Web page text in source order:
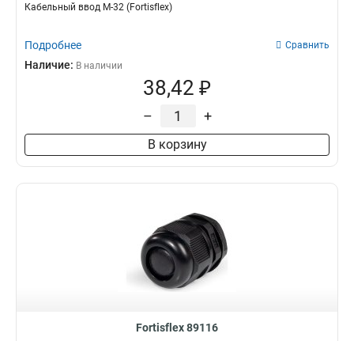
Кабельный ввод M-32 (Fortisflex)
Подробнее Сравнить
Наличие: В наличии
38,42 ₽
– +
В корзину
Fortisflex 89116